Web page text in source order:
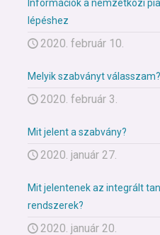
Információk a nemzetközi
lépéshez
2020. február 10.
Melyik szabványt válasszam?
2020. február 3.
Mit jelent a szabvány?
2020. január 27.
Mit jelentenek az integrált
rendszerek?
2020. január 20.